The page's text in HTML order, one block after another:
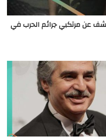
عن مرتكبي جرائم الحرب في